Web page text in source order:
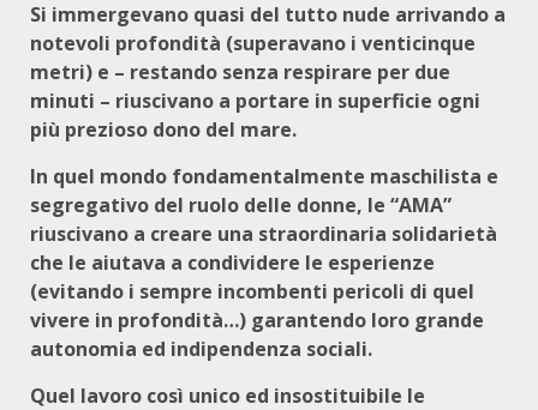
Si immergevano quasi del tutto nude arrivando a
notevoli profondità (superavano i venticinque
metri) e – restando senza respirare per due
minuti – riuscivano a portare in superficie ogni
più prezioso dono del mare.
In quel mondo fondamentalmente maschilista e
segregativo del ruolo delle donne, le “AMA”
riuscivano a creare una straordinaria solidarietà
che le aiutava a condividere le esperienze
(evitando i sempre incombenti pericoli di quel
vivere in profondità…) garantendo loro grande
autonomia ed indipendenza sociali.
Quel lavoro così unico ed insostituibile le